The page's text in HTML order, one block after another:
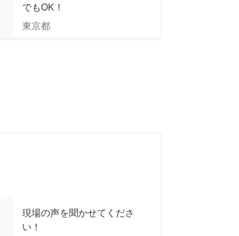
でもOK！
東京都
現場の声を聞かせてくださ
い！